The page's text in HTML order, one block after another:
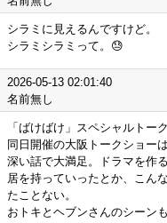
シラミに見えるんですけど。
シラミシラミって。😓
2026-05-13 02:01:40
名前無し
「ばけばけ」スペシャルトー
同日開催の大阪トークショー
深い話で大満足。ドラマを作
居を持っていったとか、こん
たことない。
おトキとヘブンさんのシーン